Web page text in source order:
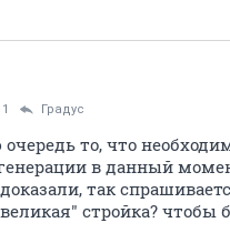
Градус
то, что
в данный
так
стройка? чтобы